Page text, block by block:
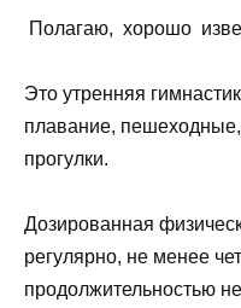
Полагаю, хорошо
Это утренняя
плавание,
прогулки.
Дозированная
регулярно, не менее
продолжительностью